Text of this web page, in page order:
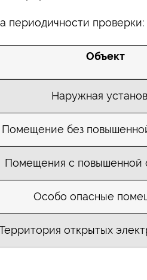
периодичности проверки:
Объект
Наружная
Помещение без
Помещения с повышенной
Особо опасные
открытых